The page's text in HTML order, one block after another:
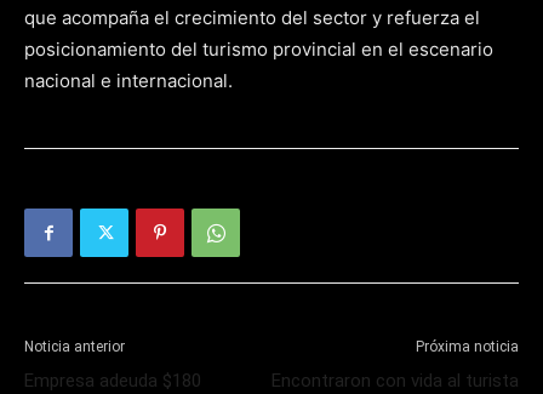
que acompaña el crecimiento del sector y refuerza el
posicionamiento del turismo provincial en el escenario
nacional e internacional.
Noticia anterior
Empresa adeuda $180
Próxima noticia
Encontraron con vida al turista